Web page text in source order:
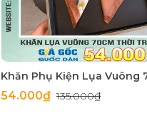
54.000₫135.000₫